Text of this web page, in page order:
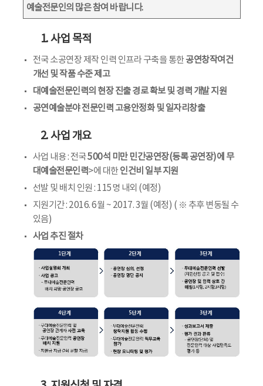
예술전문인의 많은 참여 바랍니다.
1. 사업 목적
전국 소공연장 제작 인력 인프라 구축을 통한공연창작여건
개선 및 작품 수준 제고
대예술전문인력의 현장 진출 경로 확보 및 경력 개발 지원
공연예술분야 전문인력 고용안정화 및 일자리창출
2. 사업 개요
사업 내용 : 전국500석 미만 민간공연장(등록 공연장)에 무
대예술전문인력>에 대한인건비 일부 지원
선발 및 배치 인원 : 115명 내외 (예정)
지원기간 : 2016. 6월 ~ 2017. 3월 (예정) ( ※ 추후 변동될 수
있음)
사업 추진 절차